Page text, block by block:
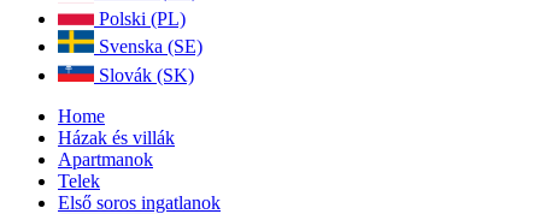
Polski (PL)
Svenska (SE)
Slovák (SK)
Home
Házak és villák
Apartmanok
Telek
Első soros ingatlanok